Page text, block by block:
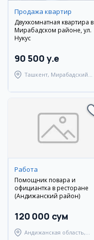
Продажа квартир
Двухкомнатная квартира в
Мирабадском районе, ул.
Нукус
90 500 y.e
Ташкент, Мирабадский
Работа
Помощник повара и
официантка в ресторане
(Андижанский район)
120 000 сум
Андижанская область,